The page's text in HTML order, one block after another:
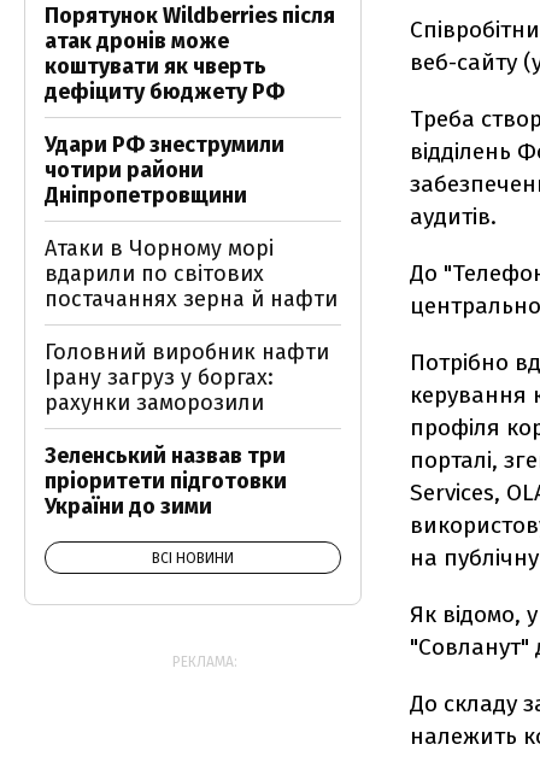
веб-сайту
Треба
відділень
аудитів.
До
Потрібно
керування
профіля
порталі,
Services,
на
Як відомо,
"Совланут"
До складу
належить
Порятунок Wildberries після
атак дронів може
коштувати як чверть
дефіциту бюджету РФ
Удари РФ знеструмили
чотири райони
Дніпропетровщини
Атаки в Чорному морі
вдарили по світових
постачаннях зерна й нафти
Головний виробник нафти
Ірану загруз у боргах:
рахунки заморозили
Зеленський назвав три
пріоритети підготовки
України до зими
ВСІ НОВИНИ
РЕКЛАМА: